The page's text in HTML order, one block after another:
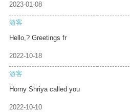
2023-01-08
游客
Hello,? Greetings fr
2022-10-18
游客
Horny Shriya called you
2022-10-10